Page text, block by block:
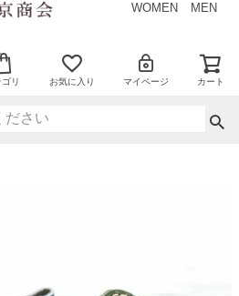
WOMEN MEN
リ お気に入り マイページ カート